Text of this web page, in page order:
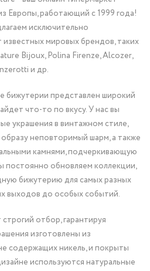
Европы, работающий с 1999 года!
исключительно
мировых брендов, таких
Bijoux, Polina Firenze, Alcozer,
и др.
бижутерии представлен широкий
что-то по вкусу. У нас вы
украшения в винтажном стиле,
неповторимый шарм, а также
камнями, подчеркивающую
постоянно обновляем коллекции,
бижутерию для самых разных
выходов до особых событий.
отбор, гарантируя
изготовлены из
содержащих никель, и покрыты
используются натуральные